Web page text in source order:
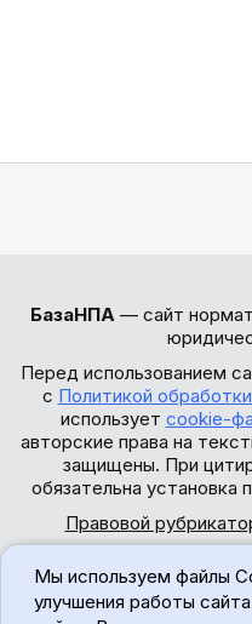
БазаНПА — сайт
Перед использованием
с Политикой
использует cookie-
авторские права на
защищены. При
обязательна установка
Правовой
©
Мы используем файлы
улучшения работы